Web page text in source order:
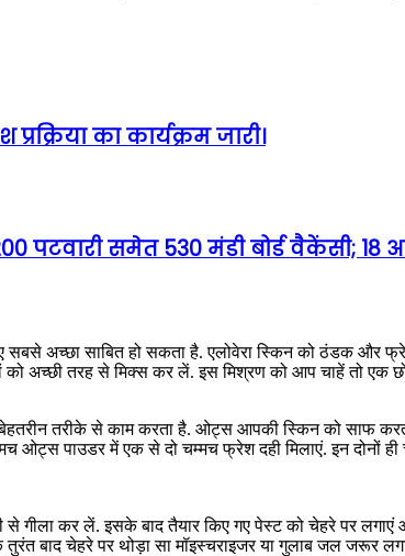
का कार्यक्रम जारी।
200 पटवारी समेत 530 मंडी बोर्ड वैकेंसी;
सबसे अच्छा साबित हो सकता है. एलोवेरा स्किन को ठंडक
को अच्छी तरह से मिक्स कर लें. इस मिश्रण को आप चाहें तो
तरीके से काम करता है. ओट्स आपकी स्किन को साफ
पाउडर में एक से दो चम्मच फ्रेश दही मिलाएं. इन दोनों
कर लें. इसके बाद तैयार किए गए पेस्ट को चेहरे पर लगाएं
बाद चेहरे पर थोड़ा सा मॉइस्चराइजर या गुलाब जल जरूर